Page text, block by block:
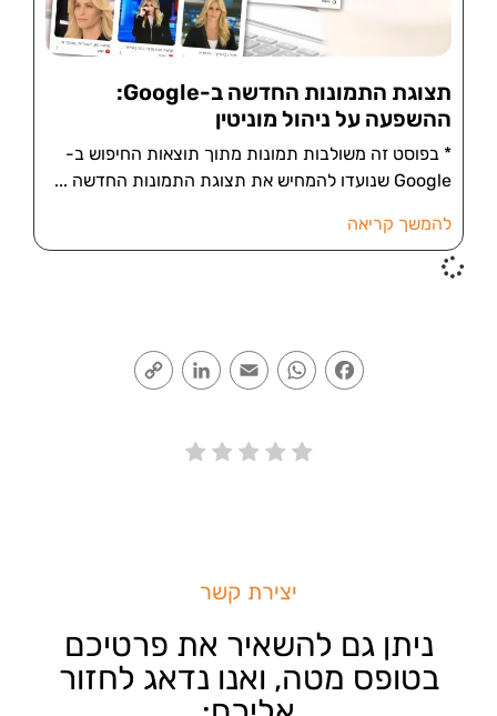
תצוגת התמונות החדשה ב-Google:
ההשפעה על ניהול מוניטין
* בפוסט זה משולבות תמונות מתוך תוצאות החיפוש ב-
Google שנועדו להמחיש את תצוגת התמונות החדשה
להמשך קריאה
Facebook
WhatsApp
Email
LinkedIn
יצירת קשר
ניתן גם להשאיר את פרטיכם
בטופס מטה, ואנו נדאג לחזור